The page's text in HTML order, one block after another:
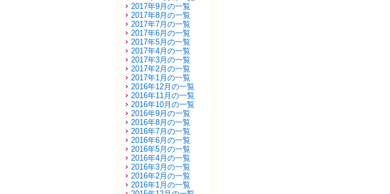
2017年9月の一覧
2017年8月の一覧
2017年7月の一覧
2017年6月の一覧
2017年5月の一覧
2017年4月の一覧
2017年3月の一覧
2017年2月の一覧
2017年1月の一覧
2016年12月の一覧
2016年11月の一覧
2016年10月の一覧
2016年9月の一覧
2016年8月の一覧
2016年7月の一覧
2016年6月の一覧
2016年5月の一覧
2016年4月の一覧
2016年3月の一覧
2016年2月の一覧
2016年1月の一覧